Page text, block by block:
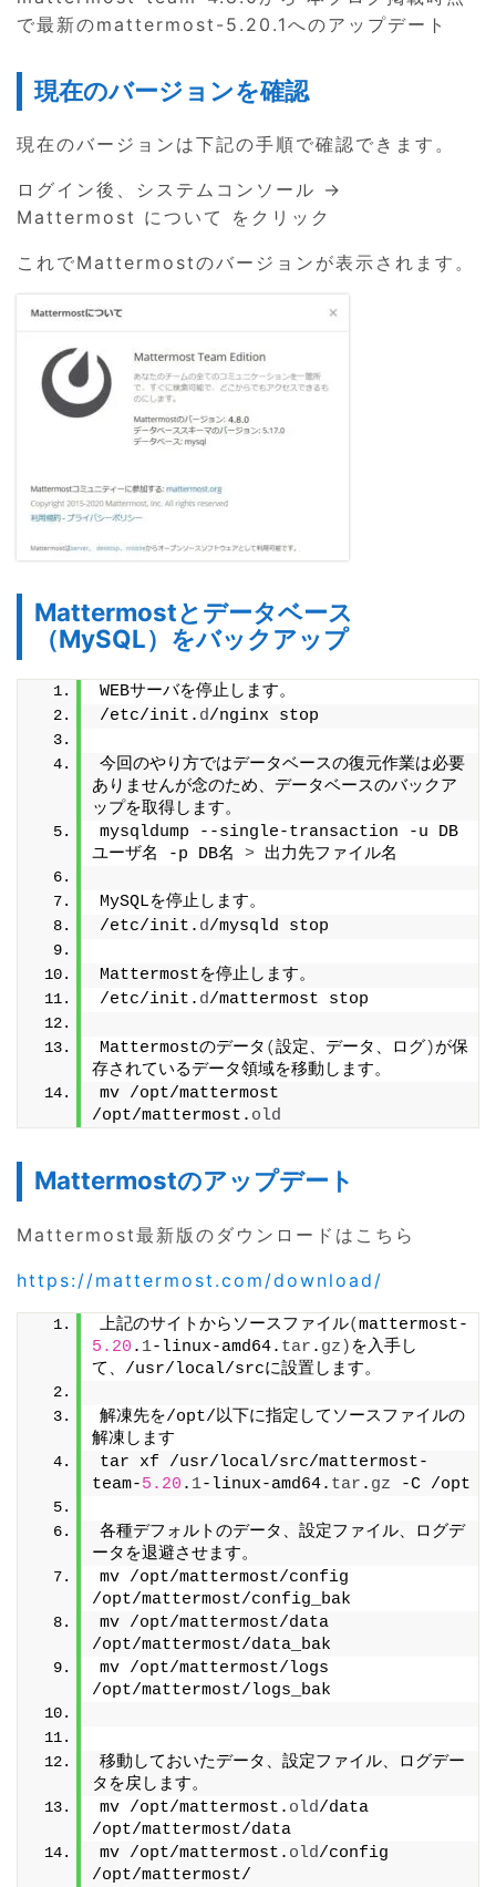
で最新のmattermost-5.20.1へのアップデート
現在のバージョンを確認
現在のバージョンは下記の手順で確認できます。
ログイン後、システムコンソール →
Mattermost について をクリック
これでMattermostのバージョンが表示されます。
Mattermostとデータベース
（MySQL）をバックアップ
WEBサーバを停止します。
/etc/init. d/nginx stop
今回のやり方ではデータベースの復元作業は必要
ありませんが念のため、データベースのバックア
ップを取得します。
mysqldump --single-transaction -u DB
ユーザ名 -p DB名 > 出力先ファイル名
MySQLを停止します。
/etc/init. d/mysqld stop
Mattermostを停止します。
/etc/init. d/mattermost stop
Mattermostのデータ (設定、データ、ログ )が保
存されているデータ領域を移動します。
mv /opt/mattermost
/opt/mattermost. old
Mattermostのアップデート
Mattermost最新版のダウンロードはこちら
https://mattermost.com/download/
上記のサイトからソースファイル(mattermost-
5.20 . 1-linux-amd64. tar . gz ) を入手し
て、/usr/local/srcに設置します。
解凍先を/opt/以下に指定してソースファイルの
解凍します
tar xf /usr/local/src/mattermost-
team-5.20 . 1-linux-amd64. tar . gz -C /opt
各種デフォルトのデータ、設定ファイル、ログデ
ータを退避させます。
mv /opt/mattermost/config
/opt/mattermost/config_bak
mv /opt/mattermost/data
/opt/mattermost/data_bak
mv /opt/mattermost/logs
/opt/mattermost/logs_bak
移動しておいたデータ、設定ファイル、ログデー
タを戻します。
mv /opt/mattermost. old/data
/opt/mattermost/data
mv /opt/mattermost. old/config
/opt/mattermost/